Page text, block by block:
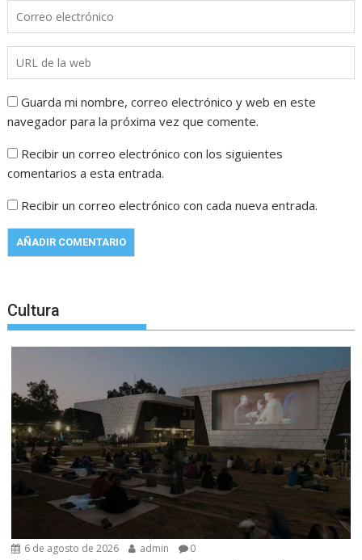
Guarda mi nombre, correo electrónico y web en este
navegador para la próxima vez que comente.
Recibir un correo electrónico con los siguientes
comentarios a esta entrada.
Recibir un correo electrónico con cada nueva entrada.
Cultura
6 de agosto de 2026 admin 0